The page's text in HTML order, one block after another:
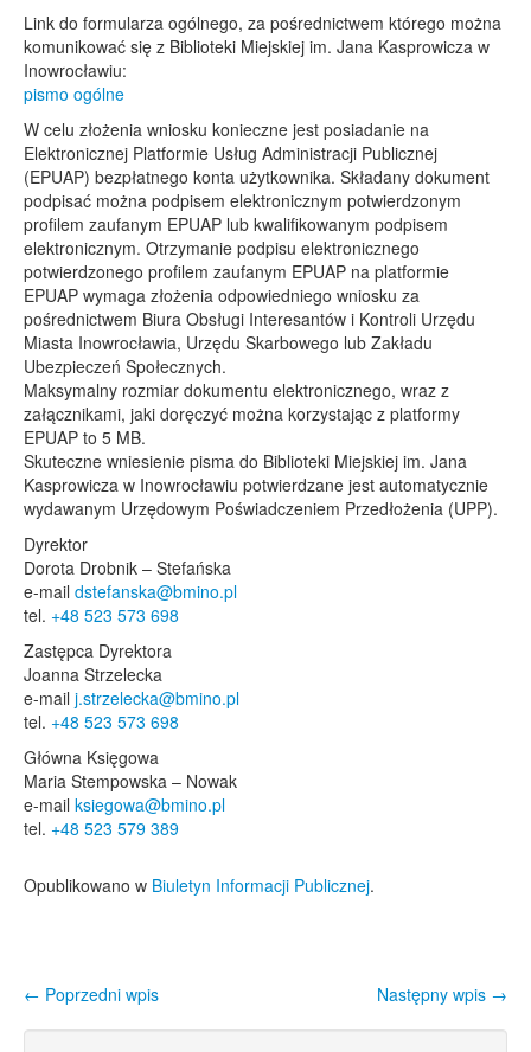
Link do formularza ogólnego, za pośrednictwem którego można
komunikować się z Biblioteki Miejskiej im. Jana Kasprowicza w
Inowrocławiu:
pismo ogólne
W celu złożenia wniosku konieczne jest posiadanie na
Elektronicznej Platformie Usług Administracji Publicznej
(EPUAP) bezpłatnego konta użytkownika. Składany dokument
podpisać można podpisem elektronicznym potwierdzonym
profilem zaufanym EPUAP lub kwalifikowanym podpisem
elektronicznym. Otrzymanie podpisu elektronicznego
potwierdzonego profilem zaufanym EPUAP na platformie
EPUAP wymaga złożenia odpowiedniego wniosku za
pośrednictwem Biura Obsługi Interesantów i Kontroli Urzędu
Miasta Inowrocławia, Urzędu Skarbowego lub Zakładu
Ubezpieczeń Społecznych.
Maksymalny rozmiar dokumentu elektronicznego, wraz z
załącznikami, jaki doręczyć można korzystając z platformy
EPUAP to 5 MB.
Skuteczne wniesienie pisma do Biblioteki Miejskiej im. Jana
Kasprowicza w Inowrocławiu potwierdzane jest automatycznie
wydawanym Urzędowym Poświadczeniem Przedłożenia (UPP).
Dyrektor
Dorota Drobnik – Stefańska
e-mail dstefanska@bmino.pl
tel. +48 523 573 698
Zastępca Dyrektora
Joanna Strzelecka
e-mail j.strzelecka@bmino.pl
tel. +48 523 573 698
Główna Księgowa
Maria Stempowska – Nowak
e-mail ksiegowa@bmino.pl
tel. +48 523 579 389
Opublikowano w Biuletyn Informacji Publicznej.
Nawigacja wpisu
Następny wpis →
← Poprzedni wpis